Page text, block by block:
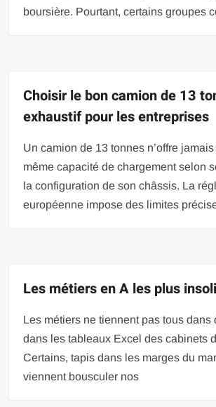
boursière. Pourtant, certains groupes
Choisir le bon camion de 13
exhaustif pour les entreprises
Un camion de 13 tonnes n’offre
même capacité de chargement selon
la configuration de son châssis. La
européenne impose des limites
Les métiers en A les plus
Les métiers ne tiennent pas tous dans
dans les tableaux Excel des cabinets
Certains, tapis dans les marges du
viennent bousculer nos